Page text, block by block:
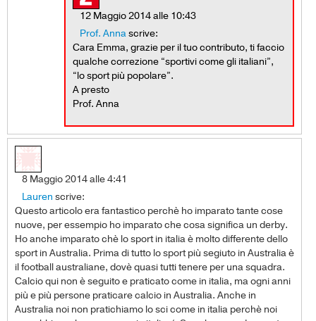
12 Maggio 2014 alle 10:43
Prof. Annascrive:
Cara Emma, grazie per il tuo contributo, ti faccio
qualche correzione “sportivi come gli italiani”,
“lo sport più popolare”.
A presto
Prof. Anna
8 Maggio 2014 alle 4:41
Lauren scrive:
Questo articolo era fantastico perchè ho imparato tante cose
nuove, per essempio ho imparato che cosa significa un derby.
Ho anche imparato chè lo sport in italia è molto differente dello
sport in Australia. Prima di tutto lo sport più segiuto in Australia è
il football australiane, dovè quasi tutti tenere per una squadra.
Calcio qui non è seguito e praticato come in italia, ma ogni anni
più e più persone praticare calcio in Australia. Anche in
Australia noi non pratichiamo lo sci come in italia perchè noi